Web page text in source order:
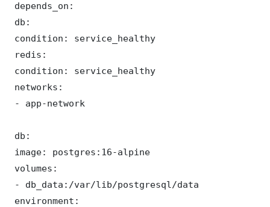
depends_on:
db:
condition: service_healthy
redis:
condition: service_healthy
networks:
- app-network
db:
image: postgres:16-alpine
volumes:
- db_data:/var/lib/postgresql/data
environment: